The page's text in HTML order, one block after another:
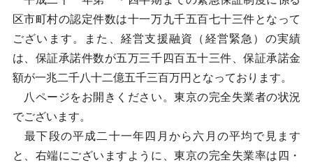
区市町村の認定件数は十一万九千五百七十三件となって
ございます。また、経営支援融資（経営緊急）の実績
は、保証承諾件数が五万三千四百五十三件、保証承諾金
額が一兆二千八十二億五千三百万円となっております。
八ページをお開きください。東京の完全失業者の状況
でございます。
最下段の平成二十一年四月から六月の平均で見ます
と、右端にございますように、東京の完全失業率は四・